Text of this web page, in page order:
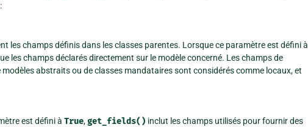
les champs définis dans les classes parentes. Lorsque ce paramètre est défini à
les champs déclarés directement sur le modèle concerné. Les champs de
abstraits ou de classes mandataires sont considérés comme locaux, et
est défini àTrue,get_fields() inclut les champs utilisés pour fournir des